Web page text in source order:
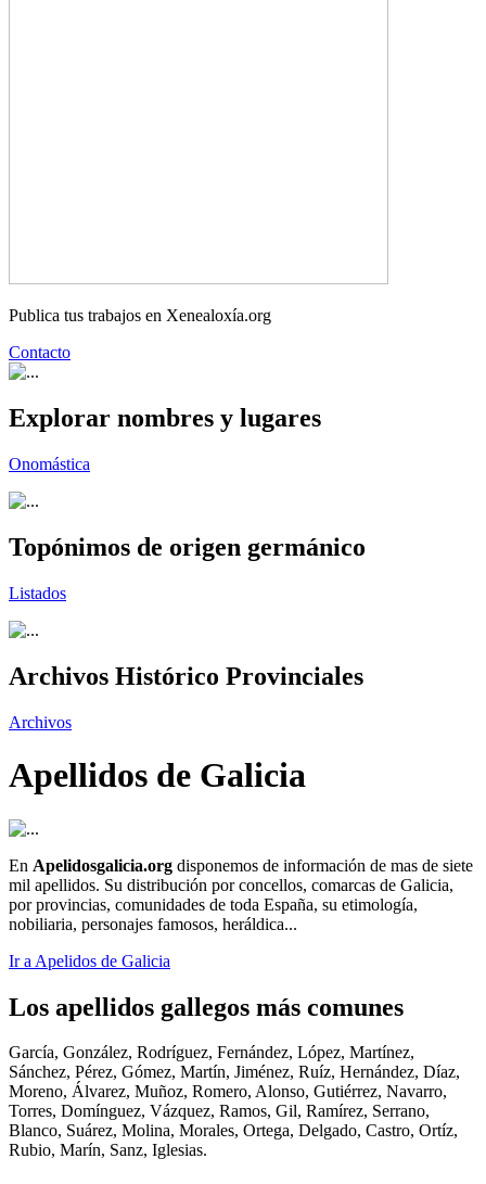
Publica tus trabajos en Xenealoxía.org
Contacto
Explorar nombres y lugares
Onomástica
Topónimos de origen germánico
Listados
Archivos Histórico Provinciales
Archivos
Apellidos de Galicia
En Apelidosgalicia.org disponemos de información de mas de siete
mil apellidos. Su distribución por concellos, comarcas de Galicia,
por provincias, comunidades de toda España, su etimología,
nobiliaria, personajes famosos, heráldica...
Ir a Apelidos de Galicia
Los apellidos gallegos más comunes
García, González, Rodríguez, Fernández, López, Martínez,
Sánchez, Pérez, Gómez, Martín, Jiménez, Ruíz, Hernández, Díaz,
Moreno, Álvarez, Muñoz, Romero, Alonso, Gutiérrez, Navarro,
Torres, Domínguez, Vázquez, Ramos, Gil, Ramírez, Serrano,
Blanco, Suárez, Molina, Morales, Ortega, Delgado, Castro, Ortíz,
Rubio, Marín, Sanz, Iglesias.